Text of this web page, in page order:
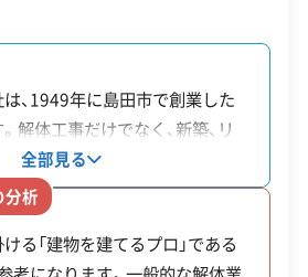
ア（歴史的景観地区）
の周辺では、歴史的な景観や文
別な配慮が求められます。振動
畳に影響が出ないよう、低振
選ぶ必要があります。このエリ
反歴なし 表彰・受賞
現場清掃
スト 地域貢献・ボランティア
(17)
料見積もり 不要品回収
不要品買取
、1949年に島田市で創業した
解体工事だけでなく、新築、リ
却まで、住まいに関する幅広い
す。新築事業で培った建物の知
にも活かされており、周辺環境
までを考慮した丁寧な作業が
全部見る
分析
る「建物を建てるプロ」である